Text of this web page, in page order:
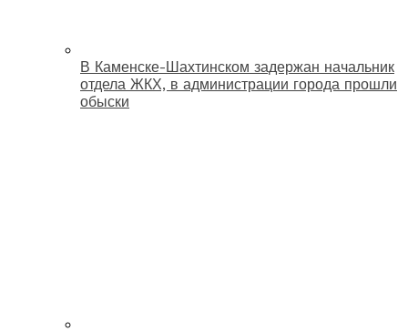
В Каменске-Шахтинском задержан начальник
отдела ЖКХ, в администрации города прошли
обыски